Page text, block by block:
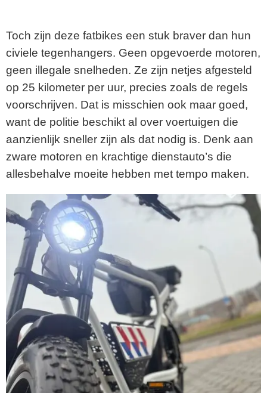
Toch zijn deze fatbikes een stuk braver dan hun
civiele tegenhangers. Geen opgevoerde motoren,
geen illegale snelheden. Ze zijn netjes afgesteld
op 25 kilometer per uur, precies zoals de regels
voorschrijven. Dat is misschien ook maar goed,
want de politie beschikt al over voertuigen die
aanzienlijk sneller zijn als dat nodig is. Denk aan
zware motoren en krachtige dienstauto’s die
allesbehalve moeite hebben met tempo maken.